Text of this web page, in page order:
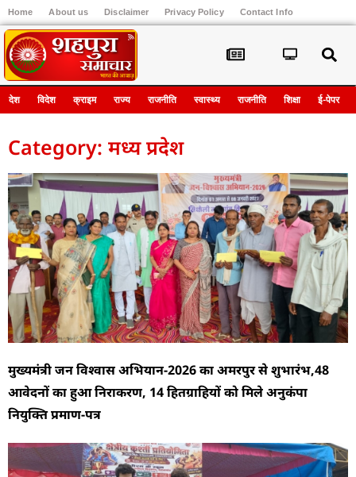
Home About us Disclaimer Privacy Policy Contact Info
देश विदेश क्राइम राज्य राजनीति स्वास्थ्य राजनीति शिक्षा ई-पेपर
Category: मध्य प्रदेश
मुख्यमंत्री जन विश्वास अभियान-2026 का अमरपुर से शुभारंभ,48
आवेदनों का हुआ निराकरण, 14 हितग्राहियों को मिले अनुकंपा
नियुक्ति प्रमाण-पत्र